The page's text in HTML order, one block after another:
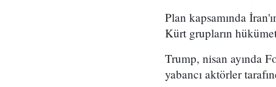
Plan kapsamında
Kürt grupların
Trump, nisan ayında
yabancı aktörler